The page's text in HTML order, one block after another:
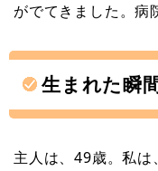
がでてきました。病
生まれた瞬
主人は、49歳。私は